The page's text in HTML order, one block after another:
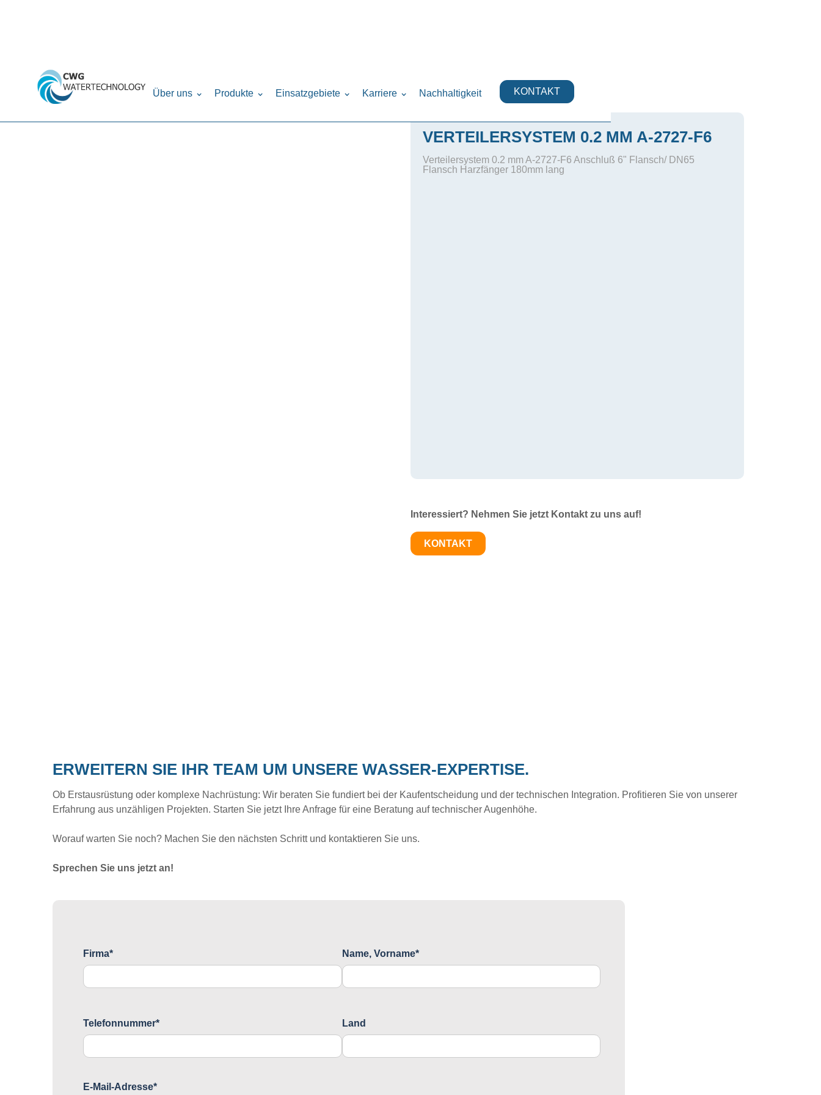
Über uns Produkte Einsatzgebiete Karriere Nachhaltigkeit KONTAKT
Home
VERTEILERSYSTEM 0.2 MM A-2727-F6
Verteilersystem 0.2 mm A-2727-F6 Anschluß 6" Flansch/ DN65
Flansch Harzfänger 180mm lang
Interessiert? Nehmen Sie jetzt Kontakt zu uns auf!
KONTAKT
ERWEITERN SIE IHR TEAM UM UNSERE WASSER-EXPERTISE.
Ob Erstausrüstung oder komplexe Nachrüstung: Wir beraten Sie fundiert bei der Kaufentscheidung und der technischen Integration. Profitieren Sie von unserer
Erfahrung aus unzähligen Projekten. Starten Sie jetzt Ihre Anfrage für eine Beratung auf technischer Augenhöhe.
Worauf warten Sie noch? Machen Sie den nächsten Schritt und kontaktieren Sie uns.
Sprechen Sie uns jetzt an!
Firma* Name, Vorname*
Telefonnummer* Land
E-Mail-Adresse*